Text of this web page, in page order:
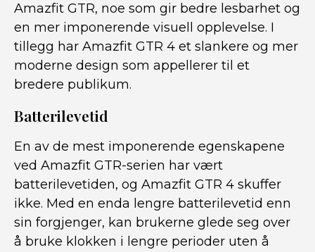
Amazfit GTR, noe som gir bedre lesbarhet og
en mer imponerende visuell opplevelse. I
tillegg har Amazfit GTR 4 et slankere og mer
moderne design som appellerer til et
bredere publikum.
Batterilevetid
En av de mest imponerende egenskapene
ved Amazfit GTR-serien har vært
batterilevetiden, og Amazfit GTR 4 skuffer
ikke. Med en enda lengre batterilevetid enn
sin forgjenger, kan brukerne glede seg over
å bruke klokken i lengre perioder uten å